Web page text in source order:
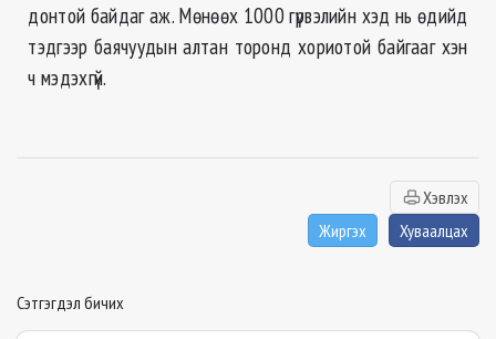
донтой байдаг аж. Мөнөөх 1000 гүрвэлийн хэд нь өдийд
тэдгээр баячуудын алтан торонд хориотой байгааг хэн
ч мэдэхгүй.
Хэвлэх
Жиргэх
Хуваалцах
Сэтгэгдэл бичих